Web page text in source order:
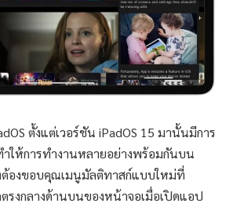
ตั้งแต่เวอร์ชัน iPadOS 15 มานั้นมีการ
ให้การทำงานหลายอย่างพร้อมกันบน
ต้องขอบคุณเมนูมัลติทาสก์แบบใหม่ที่
รงกลางด้านบนของหน้าจอเมื่อเปิดแอป